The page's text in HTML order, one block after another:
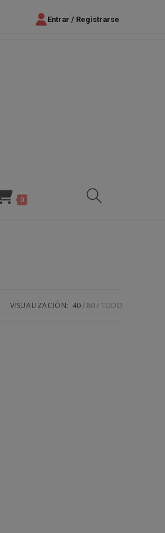
Entrar / Registrarse
0 Alternar
VISUALIZACIÓN: 40 80 TODO